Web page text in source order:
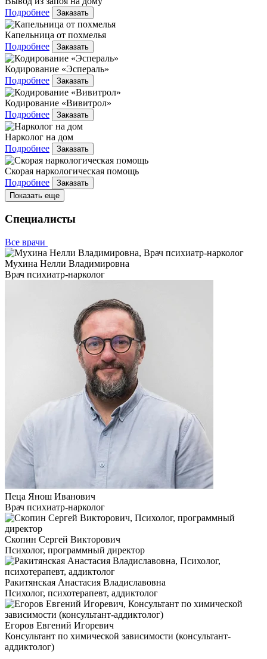
Подробнее
Заказать
Капельница от похмелья
Подробнее
Заказать
Кодирование «Эспераль»
Подробнее
Заказать
Кодирование «Вивитрол»
Подробнее
Заказать
Нарколог на дом
Подробнее
Заказать
Скорая наркологическая помощь
Подробнее
Заказать
Показать еще
Специалисты
Все врачи
Мухина Нелли Владимировна
Врач психиатр-нарколог
Пеца Янош Иванович
Врач психиатр-нарколог
Скопин Сергей Викторович
Психолог, программный директор
Ракитянская Анастасия Владиславовна
Психолог, психотерапевт, аддиктолог
Егоров Евгений Игоревич
Консультант по химической зависимости (консультант-
аддиктолог)